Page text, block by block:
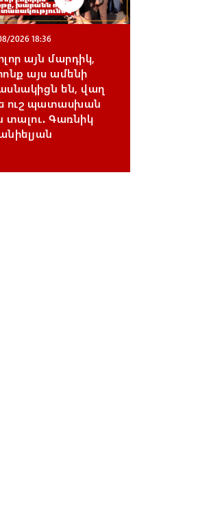
2026 18:36
այն մարդիկ,
այս ամենի
են, վաղ
ուշ պատասխան
տալու․ Գառնիկ